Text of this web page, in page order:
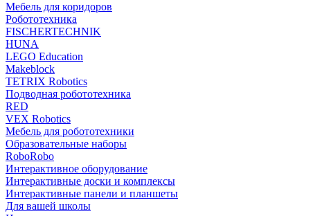
Мебель для коридоров
Робототехника
FISCHERTECHNIK
HUNA
LEGO Education
Makeblock
TETRIX Robotics
Подводная робототехника
RED
VEX Robotics
Мебель для робототехники
Образовательные наборы
RoboRobo
Интерактивное оборудование
Интерактивные доски и комплексы
Интерактивные панели и планшеты
Для вашей школы